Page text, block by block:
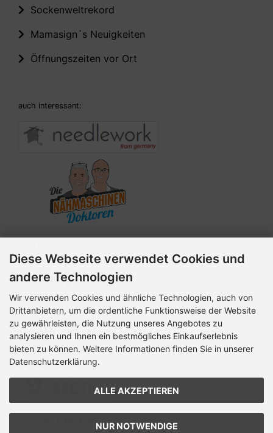
Sockenweltrekord
Mamasign´s Neuigkeiten
Öffnungszeiten vor Ort
auch interessant:
Diese Webseite verwendet Cookies und
andere Technologien
Wir verwenden Cookies und ähnliche Technologien, auch von
Drittanbietern, um die ordentliche Funktionsweise der Website
zu gewährleisten, die Nutzung unseres Angebotes zu
analysieren und Ihnen ein bestmögliches Einkaufserlebnis
bieten zu können. Weitere Informationen finden Sie in unserer
Datenschutzerklärung.
ALLE AKZEPTIEREN
NUR NOTWENDIGE